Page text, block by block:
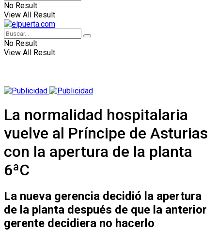
No Result
View All Result
No Result
View All Result
La normalidad hospitalaria
vuelve al Príncipe de Asturias
con la apertura de la planta
6ªC
La nueva gerencia decidió la apertura
de la planta después de que la anterior
gerente decidiera no hacerlo